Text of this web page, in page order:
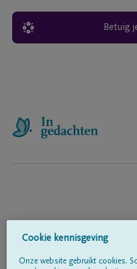
Betuig
Cookie kennisgeving
Onze website gebruikt cookies.